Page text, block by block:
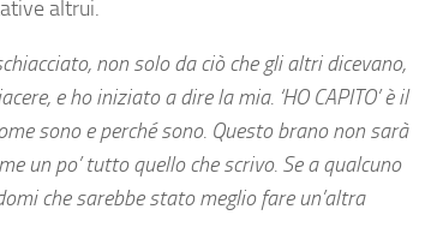
altrui.
non solo da ciò che gli altri dicevano,
e ho iniziato a dire la mia. ‘HO CAPITO’ è il
sono e perché sono. Questo brano non sarà
un po’ tutto quello che scrivo. Se a qualcuno
che sarebbe stato meglio fare un’altra